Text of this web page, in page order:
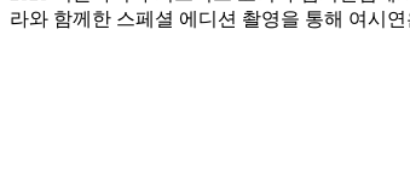
라와 함께한 스페셜 에디션 촬영을 통해 여시